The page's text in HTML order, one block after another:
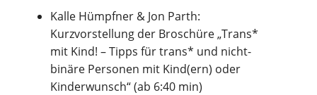
Kalle Hümpfner & Jon Parth:
Kurzvorstellung der Broschüre „Trans*
mit Kind! – Tipps für trans* und nicht-
binäre Personen mit Kind(ern) oder
Kinderwunsch“ (ab 6:40 min)